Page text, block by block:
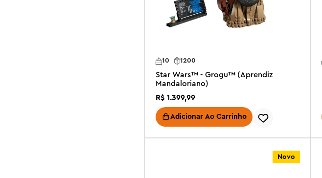
1200
10
Star Wars™ - Grogu™ (Aprendiz
Mandaloriano)
R$ 1.399,99
Adicionar Ao Carrinho
Novo